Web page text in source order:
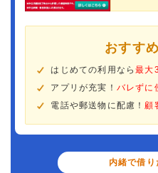
おすす
はじめての利用なら最大
アプリが充実！ バレずに
電話や郵送物に配慮！顧
内緒で借